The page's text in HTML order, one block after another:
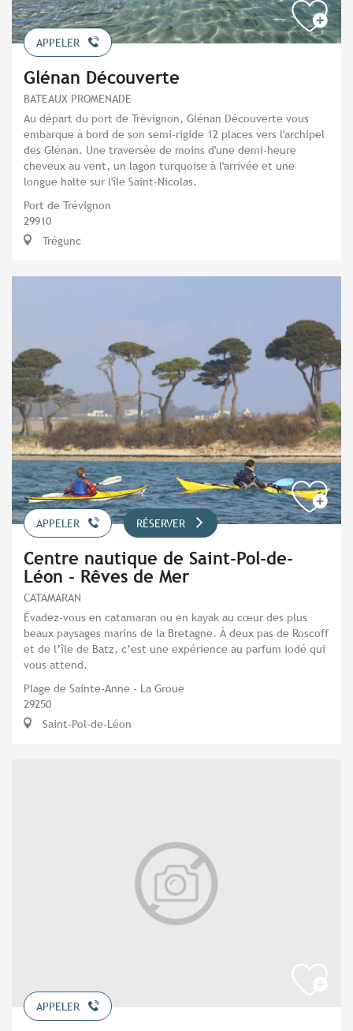
APPELER
Glénan Découverte
BATEAUX PROMENADE
Au départ du port de Trévignon, Glénan Découverte vous
embarque à bord de son semi-rigide 12 places vers l'archipel
des Glénan. Une traversée de moins d'une demi-heure
cheveux au vent, un lagon turquoise à l'arrivée et une
longue halte sur l'île Saint-Nicolas.
Port de Trévignon
29910
Trégunc
APPELER RÉSERVER
Centre nautique de Saint-Pol-de-
Léon - Rêves de Mer
CATAMARAN
Évadez-vous en catamaran ou en kayak au cœur des plus
beaux paysages marins de la Bretagne. À deux pas de Roscoff
et de l’île de Batz, c’est une expérience au parfum iodé qui
vous attend.
Plage de Sainte-Anne - La Groue
29250
Saint-Pol-de-Léon
APPELER